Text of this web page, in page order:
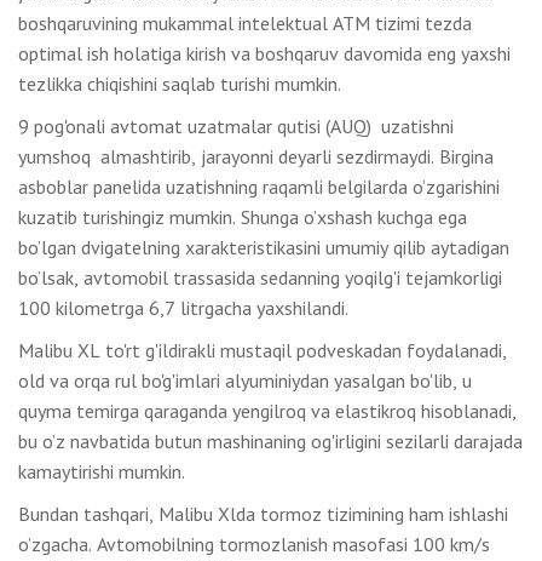
boshqaruvining mukammal intelektual ATM tizimi tezda
optimal ish holatiga kirish va boshqaruv davomida eng yaxshi
tezlikka chiqishini saqlab turishi mumkin.
9 pog'onali avtomat uzatmalar qutisi (AUQ) uzatishni
yumshoq almashtirib, jarayonni deyarli sezdirmaydi. Birgina
asboblar panelida uzatishning raqamli belgilarda o’zgarishini
kuzatib turishingiz mumkin. Shunga o’xshash kuchga ega
bo’lgan dvigatelning xarakteristikasini umumiy qilib aytadigan
bo’lsak, avtomobil trassasida sedanning yoqilg'i tejamkorligi
100 kilometrga 6,7 ​​litrgacha yaxshilandi.
Malibu XL to'rt g'ildirakli mustaqil podveskadan foydalanadi,
old va orqa rul bo'g'imlari alyuminiydan yasalgan bo'lib, u
quyma temirga qaraganda yengilroq va elastikroq hisoblanadi,
bu o’z navbatida butun mashinaning og'irligini sezilarli darajada
kamaytirishi mumkin.
Bundan tashqari, Malibu Xlda tormoz tizimining ham ishlashi
o’zgacha. Avtomobilning tormozlanish masofasi 100 km/s